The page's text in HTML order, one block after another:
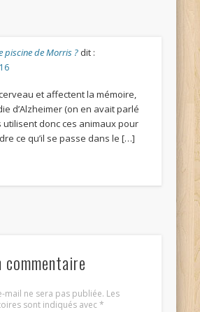
piscine de Morris ? dit :
et affectent la mémoire,
d’Alzheimer (on en avait parlé
utilisent donc ces animaux pour
ce qu’il se passe dans le […]
commentaire
mail ne sera pas publiée. Les
sont indiqués avec*